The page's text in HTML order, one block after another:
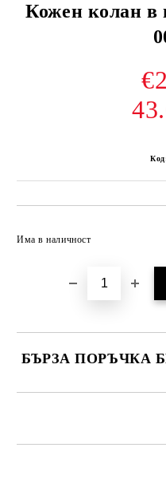
Кожен колан в
Има в наличност
БЪРЗА ПОРЪЧКА